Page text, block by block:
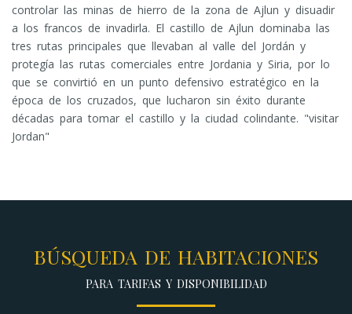
controlar las minas de hierro de la zona de Ajlun y disuadir
a los francos de invadirla. El castillo de Ajlun dominaba las
tres rutas principales que llevaban al valle del Jordán y
protegía las rutas comerciales entre Jordania y Siria, por lo
que se convirtió en un punto defensivo estratégico en la
época de los cruzados, que lucharon sin éxito durante
décadas para tomar el castillo y la ciudad colindante. "visitar
Jordan"
BÚSQUEDA DE HABITACIONES
PARA TARIFAS Y DISPONIBILIDAD